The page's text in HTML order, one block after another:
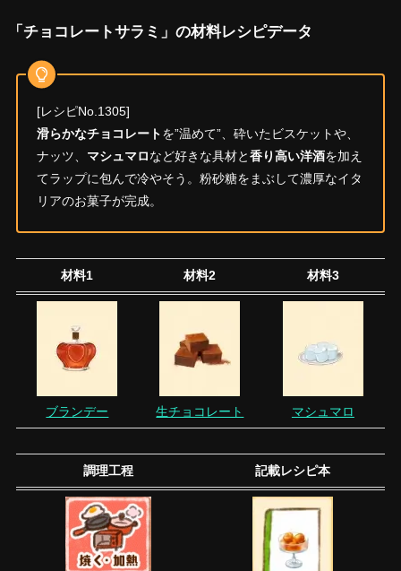
「チョコレートサラミ」の材料レシピデータ
[レシピNo.1305]
滑らかなチョコレートを”温めて”、砕いたビスケットや、
ナッツ、 マシュマロなど好きな具材と香り高い洋酒を加え
てラップに包んで冷やそう。粉砂糖をまぶして濃厚なイタ
リアのお菓子が完成。
材料1 材料2 材料3
ブランデー 生チョコレート マシュマロ
調理工程 記載レシピ本